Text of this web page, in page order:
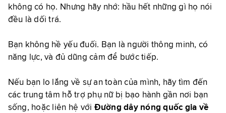
không có họ. Nhưng hãy nhớ: hầu hết những gì họ nói
đều là dối trá.
Bạn không hề yếu đuối. Bạn là người thông minh, có
năng lực, và đủ dũng cảm để bước tiếp.
Nếu bạn lo lắng về sự an toàn của mình, hãy tìm đến
các trung tâm hỗ trợ phụ nữ bị bạo hành gần nơi bạn
sống, hoặc liên hệ với Đường dây nóng quốc gia về